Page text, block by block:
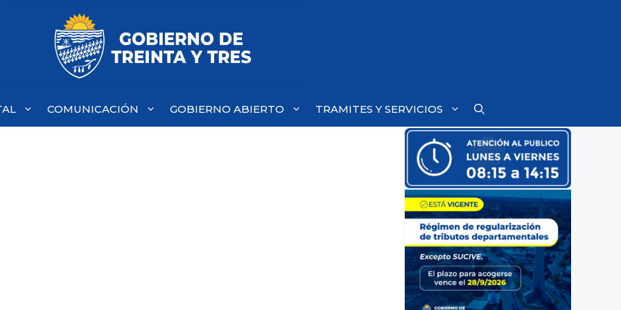
COMUNICACIÓN GOBIERNO ABIERTO TRAMITES Y SERVICIOS